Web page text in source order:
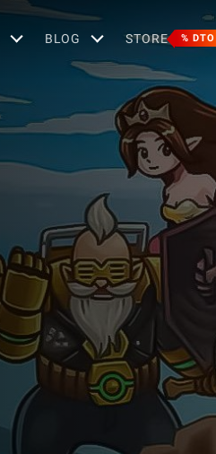
BLOG STORE % DTO